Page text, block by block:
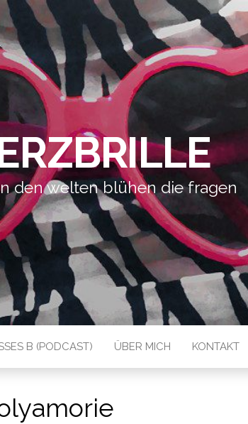
den welten blühen die fragen
B (PODCAST) ÜBER MICH KONTAKT